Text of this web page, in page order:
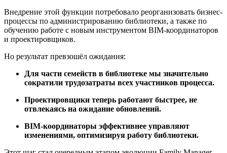
Внедрение этой функции потребовало реорганизовать бизнес-
процессы по администрированию библиотеки, а также по
обучению работе с новым инструментом BIM-координаторов
и проектировщиков.
Но результат превзошёл ожидания:
Для части семейств в библиотеке мы значительно
сократили трудозатраты всех участников процесса.
Проектировщики теперь работают быстрее, не
отвлекаясь на ожидание обновлений.
BIM-координаторы эффективнее управляют
изменениями, оптимизируя работу библиотеки.